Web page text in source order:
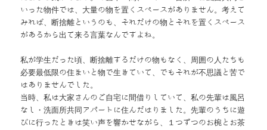
いった物件では、大量の物を置くスペースがありません。考えて
みれば、断捨離というのも、それだけの物とそれを置くスペース
があるから出て来る言葉なんですよね。
私が学生だった頃、断捨離するだけの物もなく、周囲の人たちも
必要最低限の住まいと物で生きていて、でもそれが不思議と苦で
はありませんでした。
当時、私は大家さんのご自宅に間借りしていて、私の先輩は風呂
なし・洗面所共同アパートに住んだはりました。先輩のうちに遊
びに行ったときは笑い声を響かせながら、１つずつのお椀とお茶